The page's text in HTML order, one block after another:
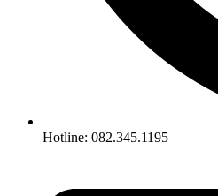
Hotline: 082.345.1195